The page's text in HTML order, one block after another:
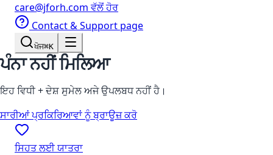
care@jforh.com ਵੱਲੋਂ ਹੋਰ
Contact & Support page
ਖੋਜ⌘K
ਪੰਨਾ ਨਹੀਂ ਮਿਲਿਆ
ਇਹ ਵਿਧੀ + ਦੇਸ਼ ਸੁਮੇਲ ਅਜੇ ਉਪਲਬਧ ਨਹੀਂ ਹੈ।
ਸਾਰੀਆਂ ਪ੍ਰਕਿਰਿਆਵਾਂ ਨੂੰ ਬ੍ਰਾਊਜ਼ ਕਰੋ
ਸਿਹਤ ਲਈ ਯਾਤਰਾ